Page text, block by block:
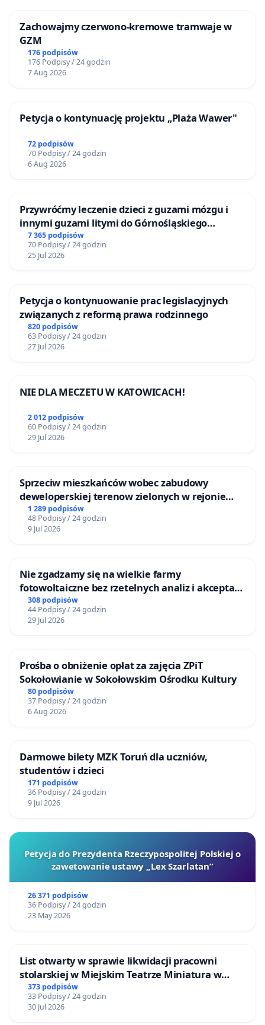
Zachowajmy czerwono-kremowe tramwaje w
GZM
176 podpisów
176 Podpisy / 24 godzin
7 Aug 2026
Petycja o kontynuację projektu „Plaża Wawer"
72 podpisów
70 Podpisy / 24 godzin
6 Aug 2026
Przywróćmy leczenie dzieci z guzami mózgu i
innymi guzami litymi do Górnośląskiego
Centrum Zdrowia Dziecka w Katowicach
7 365 podpisów
70 Podpisy / 24 godzin
25 Jul 2026
Petycja o kontynuowanie prac legislacyjnych
związanych z reformą prawa rodzinnego
820 podpisów
63 Podpisy / 24 godzin
27 Jul 2026
NIE DLA MECZETU W KATOWICACH!
2 012 podpisów
60 Podpisy / 24 godzin
29 Jul 2026
Sprzeciw mieszkańców wobec zabudowy
deweloperskiej terenow zielonych w rejonie
Bulwarów Straceńskich w Bielsku-Białej
1 289 podpisów
48 Podpisy / 24 godzin
9 Jul 2026
Nie zgadzamy się na wielkie farmy
fotowoltaiczne bez rzetelnych analiz i akceptacji
mieszkańców
308 podpisów
44 Podpisy / 24 godzin
29 Jul 2026
Prośba o obniżenie opłat za zajęcia ZPiT
Sokołowianie w Sokołowskim Ośrodku Kultury
80 podpisów
37 Podpisy / 24 godzin
6 Aug 2026
Darmowe bilety MZK Toruń dla uczniów,
studentów i dzieci
171 podpisów
36 Podpisy / 24 godzin
9 Jul 2026
Petycja do Prezydenta Rzeczypospolitej Polskiej o
zawetowanie ustawy „Lex Szarlatan”
26 371 podpisów
36 Podpisy / 24 godzin
23 May 2026
List otwarty w sprawie likwidacji pracowni
stolarskiej w Miejskim Teatrze Miniatura w
Gdańsku
373 podpisów
33 Podpisy / 24 godzin
30 Jul 2026